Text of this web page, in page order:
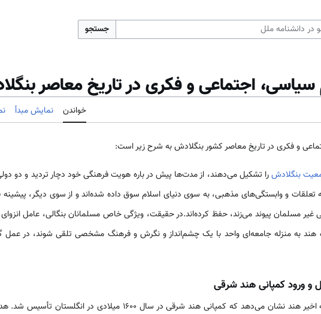
جستجو
اجتماعی و فکری در تاریخ معاصر
خواندن نمایش مبدأ
و فکری در تاریخ معاصر کشور بنگلادش به شرح زیر است:
بنگلادشرا تشکیل می‌دهند، از مدت‌ها پیش در باره هویت فرهنگی خود دچار تردید و دو
و وابستگی‌های مذهبی، به سوی دنیای اسلام سوق داده شده‌اند و از سوی دیگر، پیشینه
مسلمان پیوند می‌زند، حفظ کرده‌اند.در حقیقت، ویژگی خاص مسلمانان بنگالی، عامل
هند به منزله جامعه‌ای واحد با یک چشم‌انداز و نگرش و فرهنگ مشخصی تلقی شوند، در عمل
و ورود کمپانی هند شرقی
نگاهی به تاریخ 400 ساله اخیر هند نشان می‌دهد که کمپانی هند شرقی در سال